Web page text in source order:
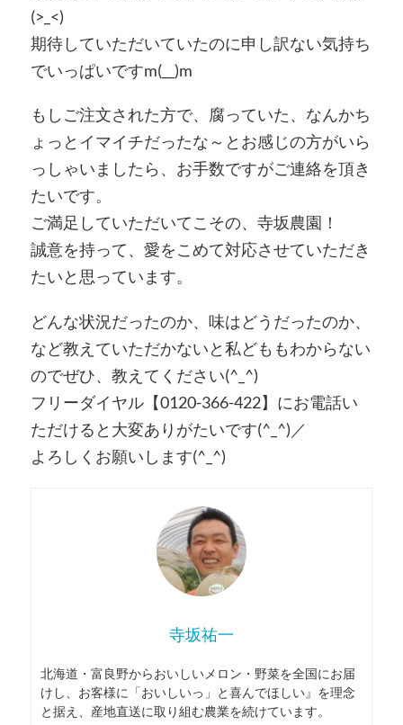
(>_<)
期待していただいていたのに申し訳ない気持ち
でいっぱいですm(__)m
もしご注文された方で、腐っていた、なんかち
ょっとイマイチだったな～とお感じの方がいら
っしゃいましたら、お手数ですがご連絡を頂き
たいです。
ご満足していただいてこその、寺坂農園！
誠意を持って、愛をこめて対応させていただき
たいと思っています。
どんな状況だったのか、味はどうだったのか、
など教えていただかないと私どももわからない
のでぜひ、教えてください(^_^)
フリーダイヤル【0120-366-422】にお電話い
ただけると大変ありがたいです(^_^)／
よろしくお願いします(^_^)
寺坂祐一
北海道・富良野からおいしいメロン・野菜を全国にお届
けし、お客様に「おいしいっ」と喜んでほしい』を理念
と据え、産地直送に取り組む農業を続けています。